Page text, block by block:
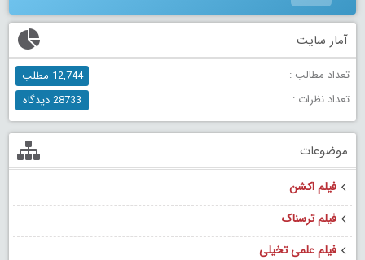
آمار سایت
تعداد مطالب :
12,744 مطلب
تعداد نظرات :
28733 دیدگاه
موضوعات
فیلم اکشن
فیلم ترسناک
فیلم علمی تخیلی